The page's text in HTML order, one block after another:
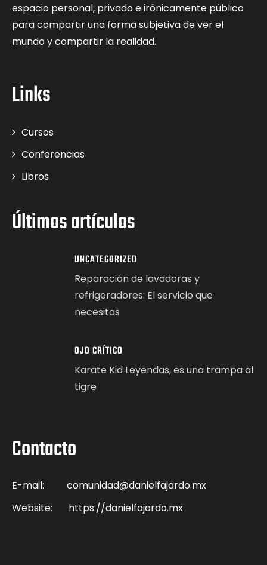
espacio personal, privado e irónicamente público
para compartir una forma subjetiva de ver el
mundo y compartir la realidad.
Links
Cursos
Conferencias
Libros
Últimos artículos
UNCATEGORIZED
Reparación de lavadoras y
refrigeradores: El servicio que
necesitas
OJO CRÍTICO
Karate Kid Leyendas, es una trampa al
tigre
Contacto
E-mail:
comunidad@danielfajardo.mx
Website:
https://danielfajardo.mx